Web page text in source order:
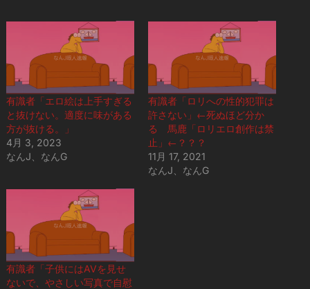
み
有識者「エロ絵は上手すぎる
と抜けない。適度に味がある
方が抜ける。」
4月 3, 2023
なんJ、なんG
有識者「ロリへの性的犯罪は
許さない」←死ぬほど分か
る 馬鹿「ロリエロ創作は禁
止」←？？？
11月 17, 2021
なんJ、なんG
有識者「子供にはAVを見せ
ないで、やさしい写真で自慰